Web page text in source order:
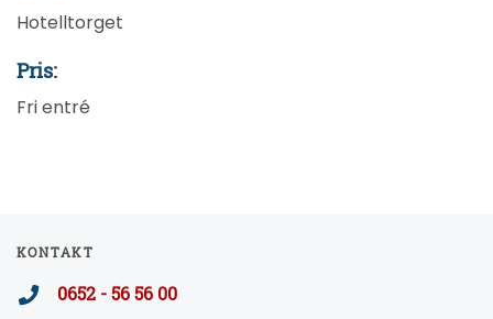
Hotelltorget
Pris:
Fri entré
KONTAKT
0652 - 56 56 00